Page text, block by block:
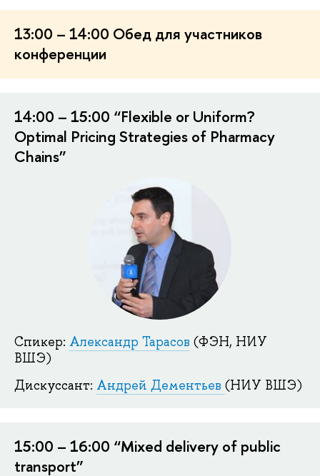
13:00 – 14:00 Обед для участников
конференции
14:00 – 15:00 “Flexible or Uniform?
Optimal Pricing Strategies of Pharmacy
Chains”
Спикер: Александр Тарасов (ФЭН, НИУ
ВШЭ)
Дискуссант: Андрей Дементьев (НИУ ВШЭ)
15:00 – 16:00 “Mixed delivery of public
transport”